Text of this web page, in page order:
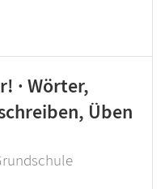
· Wörter,
Üben